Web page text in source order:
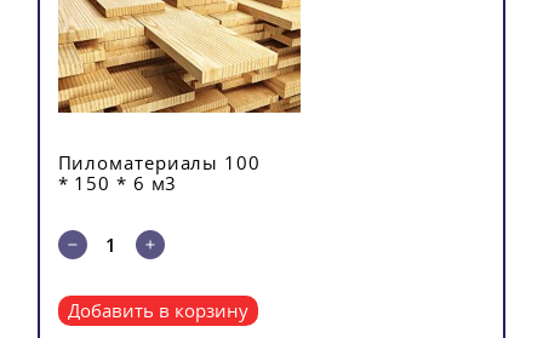
Пиломатериалы 100
* 150 * 6 м3
Добавить в корзину